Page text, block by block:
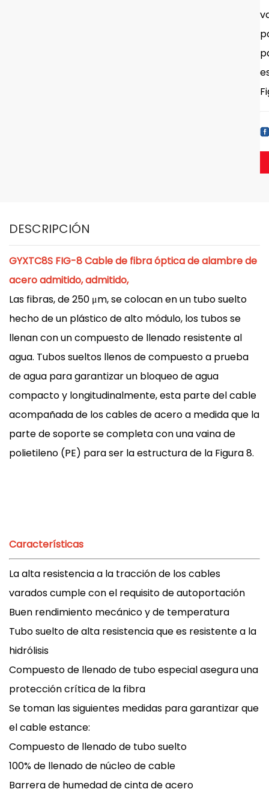
DESCRIPCIÓN
GYXTC8S FIG-8 Cable de fibra óptica de alambre de
acero admitido, admitido,
Las fibras, de 250 μm, se colocan en un tubo suelto
hecho de un plástico de alto módulo, los tubos se
llenan con un compuesto de llenado resistente al
agua. Tubos sueltos llenos de compuesto a prueba
de agua para garantizar un bloqueo de agua
compacto y longitudinalmente, esta parte del cable
acompañada de los cables de acero a medida que la
parte de soporte se completa con una vaina de
polietileno (PE) para ser la estructura de la Figura 8.
Características
La alta resistencia a la tracción de los cables
varados cumple con el requisito de autoportación
Buen rendimiento mecánico y de temperatura
Tubo suelto de alta resistencia que es resistente a la
hidrólisis
Compuesto de llenado de tubo especial asegura una
protección crítica de la fibra
Se toman las siguientes medidas para garantizar que
el cable estance:
Compuesto de llenado de tubo suelto
100% de llenado de núcleo de cable
Barrera de humedad de cinta de acero